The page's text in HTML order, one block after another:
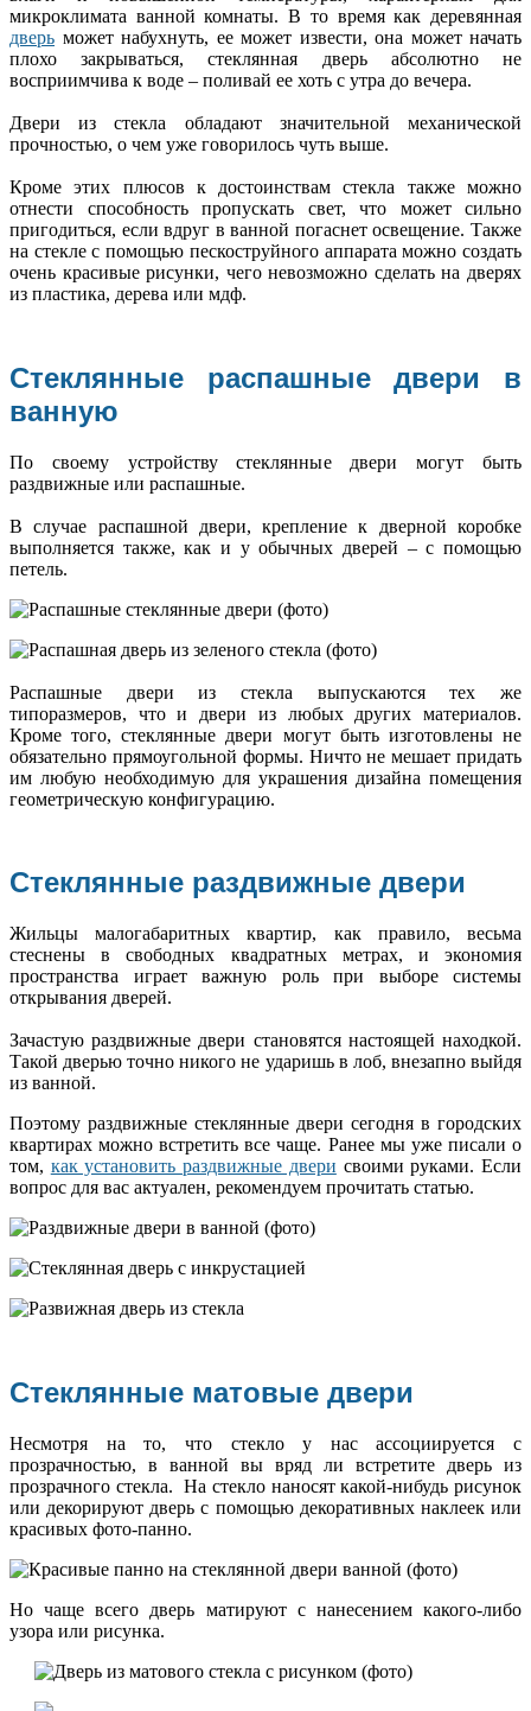
микроклимата ванной комнаты. В то время как деревянная
дверь может набухнуть, ее может извести, она может начать
плохо закрываться, стеклянная дверь абсолютно не
восприимчива к воде – поливай ее хоть с утра до вечера.
Двери из стекла обладают значительной механической
прочностью, о чем уже говорилось чуть выше.
Кроме этих плюсов к достоинствам стекла также можно
отнести способность пропускать свет, что может сильно
пригодиться, если вдруг в ванной погаснет освещение. Также
на стекле с помощью пескоструйного аппарата можно создать
очень красивые рисунки, чего невозможно сделать на дверях
из пластика, дерева или мдф.
Стеклянные распашные двери в
ванную
По своему устройству стеклянные двери могут быть
раздвижные или распашные.
В случае распашной двери, крепление к дверной коробке
выполняется также, как и у обычных дверей – с помощью
петель.
Распашные двери из стекла выпускаются тех же
типоразмеров, что и двери из любых других материалов.
Кроме того, стеклянные двери могут быть изготовлены не
обязательно прямоугольной формы. Ничто не мешает придать
им любую необходимую для украшения дизайна помещения
геометрическую конфигурацию.
Стеклянные раздвижные двери
Жильцы малогабаритных квартир, как правило, весьма
стеснены в свободных квадратных метрах, и экономия
пространства играет важную роль при выборе системы
открывания дверей.
Зачастую раздвижные двери становятся настоящей находкой.
Такой дверью точно никого не ударишь в лоб, внезапно выйдя
из ванной.
Поэтому раздвижные стеклянные двери сегодня в городских
квартирах можно встретить все чаще. Ранее мы уже писали о
том, как установить раздвижные двери своими руками. Если
вопрос для вас актуален, рекомендуем прочитать статью.
Стеклянные матовые двери
Несмотря на то, что стекло у нас ассоциируется с
прозрачностью, в ванной вы вряд ли встретите дверь из
прозрачного стекла. На стекло наносят какой-нибудь рисунок
или декорируют дверь с помощью декоративных наклеек или
красивых фото-панно.
Но чаще всего дверь матируют с нанесением какого-либо
узора или рисунка.